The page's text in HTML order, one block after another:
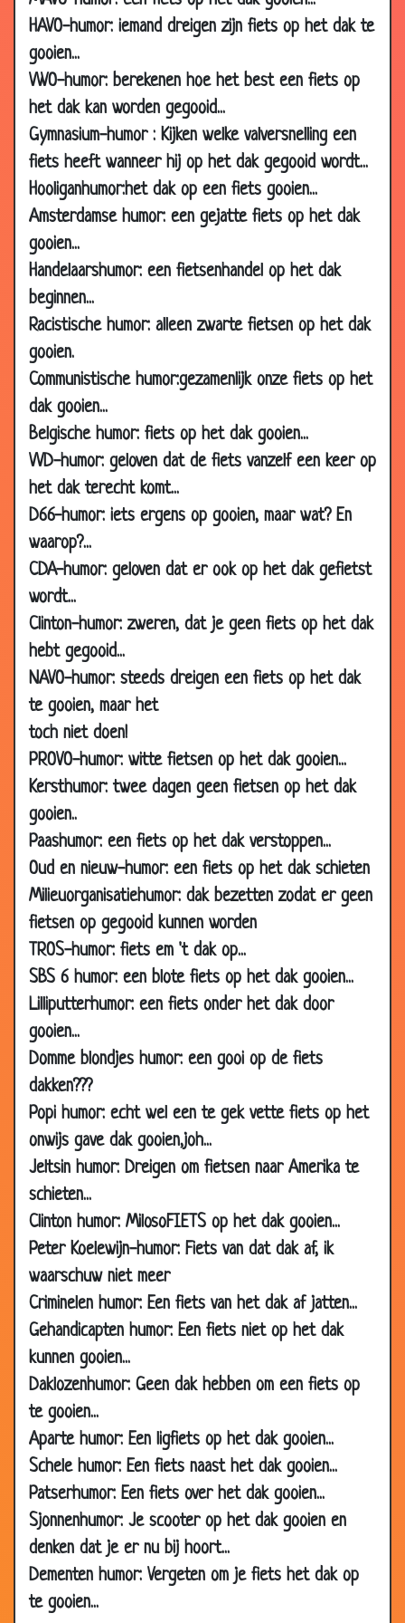
HAVO-humor: iemand dreigen zijn fiets op het dak te
gooien...
VWO-humor: berekenen hoe het best een fiets op
het dak kan worden gegooid...
Gymnasium-humor : Kijken welke valversnelling een
fiets heeft wanneer hij op het dak gegooid wordt...
Hooliganhumor:het dak op een fiets gooien...
Amsterdamse humor: een gejatte fiets op het dak
gooien...
Handelaarshumor: een fietsenhandel op het dak
beginnen...
Racistische humor: alleen zwarte fietsen op het dak
gooien.
Communistische humor:gezamenlijk onze fiets op het
dak gooien...
Belgische humor: fiets op het dak gooien...
VVD-humor: geloven dat de fiets vanzelf een keer op
het dak terecht komt...
D66-humor: iets ergens op gooien, maar wat? En
waarop?...
CDA-humor: geloven dat er ook op het dak gefietst
wordt...
Clinton-humor: zweren, dat je geen fiets op het dak
hebt gegooid...
NAVO-humor: steeds dreigen een fiets op het dak
te gooien, maar het
toch niet doen!
PROVO-humor: witte fietsen op het dak gooien...
Kersthumor: twee dagen geen fietsen op het dak
gooien..
Paashumor: een fiets op het dak verstoppen...
Oud en nieuw-humor: een fiets op het dak schieten
Milieuorganisatiehumor: dak bezetten zodat er geen
fietsen op gegooid kunnen worden
TROS-humor: fiets em 't dak op...
SBS 6 humor: een blote fiets op het dak gooien...
Lilliputterhumor: een fiets onder het dak door
gooien...
Domme blondjes humor: een gooi op de fiets
dakken???
Popi humor: echt wel een te gek vette fiets op het
onwijs gave dak gooien,joh...
Jeltsin humor: Dreigen om fietsen naar Amerika te
schieten...
Clinton humor: MilosoFIETS op het dak gooien...
Peter Koelewijn-humor: Fiets van dat dak af, ik
waarschuw niet meer
Criminelen humor: Een fiets van het dak af jatten...
Gehandicapten humor: Een fiets niet op het dak
kunnen gooien...
Daklozenhumor: Geen dak hebben om een fiets op
te gooien...
Aparte humor: Een ligfiets op het dak gooien...
Schele humor: Een fiets naast het dak gooien...
Patserhumor: Een fiets over het dak gooien...
Sjonnenhumor: Je scooter op het dak gooien en
denken dat je er nu bij hoort...
Dementen humor: Vergeten om je fiets het dak op
te gooien...
30
2006
Zielig 3.11
May
2006
3.31
25 May
2006
Uitglijden 2.48
25 May
2006
Seriemoordenaars 3.05
23 May
2006
Alle eendjes
22 May
2006
Password 2.63
22 May
2006
Gebroken 3.21
19
May
Jantje
18
May
2006
3.16
18
May
2006
Kaboutertje 3.03
08
May
Jongen en meisje
08
May
2006
Niet gedaan.
May
2006
27 Apr
2006
Uitdaging 3.94
26 Apr
2006
Dagje vrij?
26 Apr
2006
De eerste keer 2.71
26 Apr
2006
26 Apr
2006
Willekeurige letters
23 Apr
2006
In het cafe gebeurt veel
21 Apr
2006
Amerika
21 Apr
Zelfmoord
13 Apr
Struisvogelei 3.17
Biertje?
Apr
2006
2.97
07 Apr
2006
Koud
05 Apr
2006
Ik... 3.28
04 Apr
2006
Weekend 2.97